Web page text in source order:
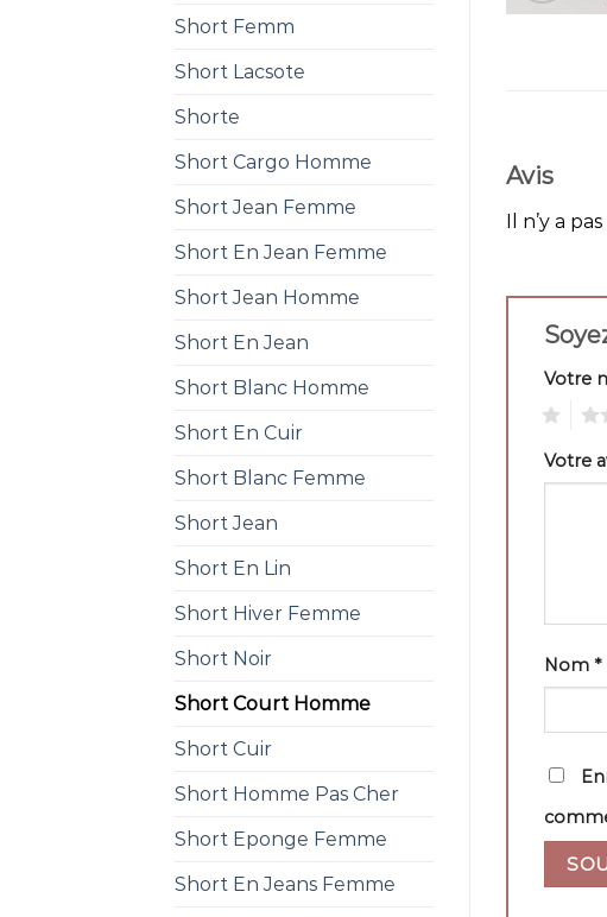
Short Femm
Short Lacsote
Shorte
Short Cargo Homme
Short Jean Femme
Short En Jean Femme
Short Jean Homme
Short En Jean
Short Blanc Homme
Short En Cuir
Short Blanc Femme
Short Jean
Short En Lin
Short Hiver Femme
Short Noir
Short Court Homme
Short Cuir
Short Homme Pas Cher
Short Eponge Femme
Short En Jeans Femme
Avis
Il n’y a
Votre
Votre
Nom *